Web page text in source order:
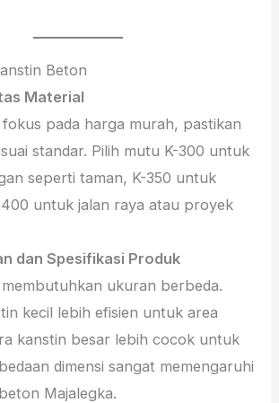
Beton
Material
pada harga murah, pastikan
standar. Pilih mutu K-300 untuk
seperti taman, K-350 untuk
untuk jalan raya atau proyek
dan Spesifikasi Produk
ukuran berbeda.
kecil lebih efisien untuk area
kanstin besar lebih cocok untuk
dimensi sangat memengaruhi
Majalegka.